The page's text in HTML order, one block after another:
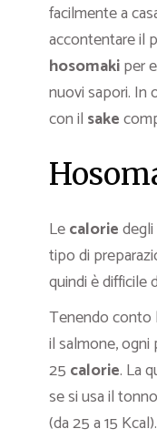
facilmente a
accontentare il
hosomakiper
nuovi sapori. In
con il sake
Lecaloriedegli
tipo di
quindi è difficile
Tenendo conto
il salmone, ogni
25 calorie. La
se si usa il
(da 25 a 15 Kcal).